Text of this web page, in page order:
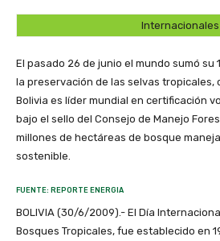
Internacionales
El pasado 26 de junio el mundo sumó su
la preservación de las selvas tropicales,
Bolivia es líder mundial en certificación
bajo el sello del Consejo de Manejo
millones de hectáreas de bosque
sostenible.
FUENTE: REPORTE ENERGIA
BOLIVIA (30/6/2009).- El Día
Bosques Tropicales, fue establecido en